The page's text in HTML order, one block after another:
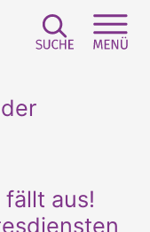
aus!